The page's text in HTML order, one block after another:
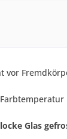
vor
Glas